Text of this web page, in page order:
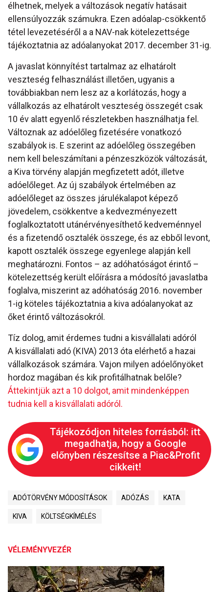
élhetnek, melyek a változások negatív hatásait
ellensúlyozzák számukra. Ezen adóalap-csökkentő
tétel levezetéséről a a NAV-nak kötelezettsége
tájékoztatnia az adóalanyokat 2017. december 31-ig.
A javaslat könnyítést tartalmaz az elhatárolt
veszteség felhasználást illetően, ugyanis a
továbbiakban nem lesz az a korlátozás, hogy a
vállalkozás az elhatárolt veszteség összegét csak
10 év alatt egyenlő részletekben használhatja fel.
Változnak az adóelőleg fizetésére vonatkozó
szabályok is. E szerint az adóelőleg összegében
nem kell beleszámítani a pénzeszközök változását,
a Kiva törvény alapján megfizetett adót, illetve
adóelőleget. Az új szabályok értelmében az
adóelőleget az összes járulékalapot képező
jövedelem, csökkentve a kedvezményezett
foglalkoztatott utánérvényesíthető kedveménnyel
és a fizetendő osztalék összege, és az ebből levont,
kapott osztalék összege egyenlege alapján kell
meghatározni. Fontos – az adóhatóságot érintő –
kötelezettség került előírásra a módosító javaslatba
foglalva, miszerint az adóhatóság 2016. november
1-ig köteles tájékoztatnia a kiva adóalanyokat az
őket érintő változásokról.
Tíz dolog, amit érdemes tudni a kisvállalati adóról
A kisvállalati adó (KIVA) 2013 óta elérhető a hazai
vállalkozások számára. Vajon milyen adóelőnyöket
hordoz magában és kik profitálhatnak belőle?
Áttekintjük azt a 10 dolgot, amit mindenképpen
tudnia kell a kisvállalati adóról.
Tájékozódjon hiteles forrásból: itt
megadhatja, hogy a Google
előnyben részesítse a Piac&Profit
cikkeit!
ADÓTÖRVÉNY MÓDOSÍTÁSOK ADÓZÁS KATA
KIVA KÖLTSÉGKÍMÉLÉS
VÉLEMÉNYVEZÉR